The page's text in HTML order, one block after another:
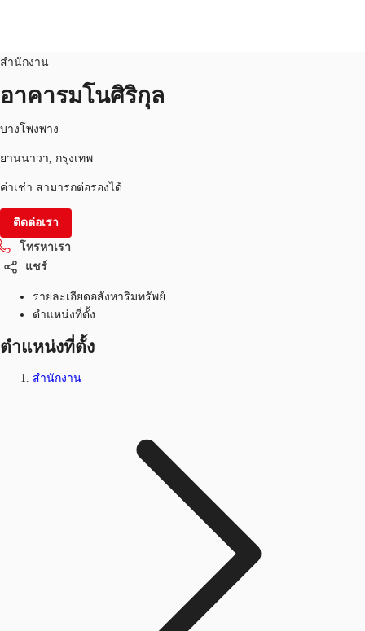
บทความที่น่าสนใจ
เกี่ยวกับ JLL
อสังหาริมทรัพย์ที่บันทึกไว้
+6626246471
สำนักงาน
อาคารมโนศิริกุล
บางโพงพาง
ยานนาวา, กรุงเทพ
ค่าเช่า สามารถต่อรองได้
ติดต่อเรา
โทรหาเรา
แชร์
รายละเอียดอสังหาริมทรัพย์
ตำแหน่งที่ตั้ง
ตำแหน่งที่ตั้ง
สำนักงาน